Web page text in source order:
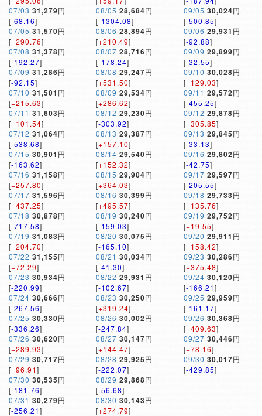
07/03 31,279円
[-68.16]
07/05 31,570円
[+290.76]
07/08 31,378円
[-192.27]
07/09 31,286円
[-92.15]
07/10 31,501 円
[+215.63]
07/11 31,603円
[+101.54]
07/12 31,064円
[-538.68]
07/15 30,901 円
[-163.62]
07/16 31,158円
[+257.80]
07/17 31,596円
[+437.25]
07/18 30,878円
[-717.58]
07/19 31,083円
[+204.70]
07/22 31,155円
[+72.29]
07/23 30,934円
[-220.99]
07/24 30,666円
[-267.56]
07/25 30,330円
[-336.26]
07/26 30,620円
[+289.93]
07/29 30,717円
[+96.91]
07/30 30,535円
[-181.76]
07/31 30,279円
[-256.21]
08/05 28,684円
[-1304.08]
08/06 28,894円
[+210.49]
08/07 28,716円
[-178.24]
08/08 29,247円
[+531.50]
08/09 29,534円
[+286.62]
08/12 29,230円
[-303.92]
08/13 29,387円
[+157.10]
08/14 29,540円
[+152.32]
08/15 29,904円
[+364.03]
08/16 30,399円
[+495.57]
08/19 30,240円
[-159.03]
08/20 30,075円
[-165.10]
08/21 30,034円
[-41.30]
08/22 29,931 円
[-102.67]
08/23 30,250円
[+319.24]
08/26 30,002円
[-247.84]
08/27 30,147円
[+144.47]
08/28 29,925円
[-222.07]
08/29 29,868円
[-56.68]
08/30 30,143円
[+274.79]
09/05 30,024円
[-500.85]
09/06 29,931 円
[-92.88]
09/09 29,899円
[-32.55]
09/10 30,028円
[+129.03]
09/11 29,572円
[-455.25]
09/12 29,878円
[+305.85]
09/13 29,845円
[-33.13]
09/16 29,802円
[-42.75]
09/17 29,597円
[-205.55]
09/18 29,733円
[+135.76]
09/19 29,752円
[+19.55]
09/20 29,911 円
[+158.42]
09/23 30,286円
[+375.48]
09/24 30,120円
[-166.21]
09/25 29,959円
[-161.17]
09/26 30,368円
[+409.63]
09/27 30,446円
[+78.16]
09/30 30,017円
[-429.85]